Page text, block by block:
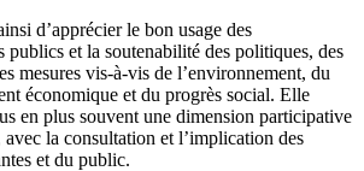
d’apprécier le bon usage des
publics et la soutenabilité des politiques, des
mesures vis-à-vis de l’environnement, du
économique et du progrès social. Elle
en plus souvent une dimension participative
avec la consultation et l’implication des
et du public.